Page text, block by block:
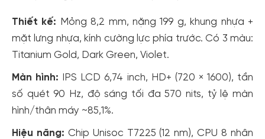
Thiết kế:
Mỏng 8,2 mm, nặng 199 g, khung nhựa +
mặt lưng nhựa, kính cường lực phía trước. Có 3 màu:
Titanium Gold, Dark Green, Violet.
Màn hình: IPS LCD 6,74 inch, HD+ (720 × 1600), tần
số quét 90 Hz, độ sáng tối đa 570 nits, tỷ lệ màn
hình/thân máy ~85,1%.
Hiệu năng: Chip Unisoc T7225 (12 nm), CPU 8 nhân